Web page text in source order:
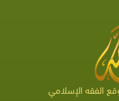
الفقه الإسلامي